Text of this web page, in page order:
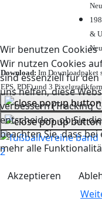
Wir benutzen Cookies
Wir nutzen Cookies
sind essenziell für
uns helfen, diese
verbessern (Tracking
entscheiden, ob Sie
beachten Sie, dass
mehr alle
Akzeptieren
&
Download: Im Downloadpaket
EPS, PDF) und 3